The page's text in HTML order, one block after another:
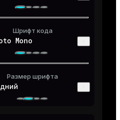
Шрифт кода
Mono
Размер шрифта